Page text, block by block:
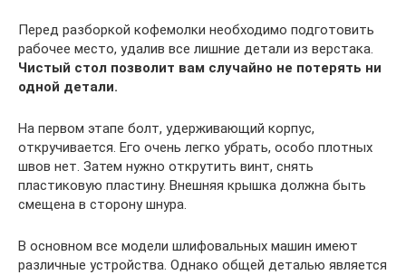
Перед разборкой кофемолки необходимо подготовить
рабочее место, удалив все лишние детали из верстака.
Чистый стол позволит вам случайно не потерять ни
одной детали.
На первом этапе болт, удерживающий корпус,
откручивается. Его очень легко убрать, особо плотных
швов нет. Затем нужно открутить винт, снять
пластиковую пластину. Внешняя крышка должна быть
смещена в сторону шнура.
В основном все модели шлифовальных машин имеют
различные устройства. Однако общей деталью является